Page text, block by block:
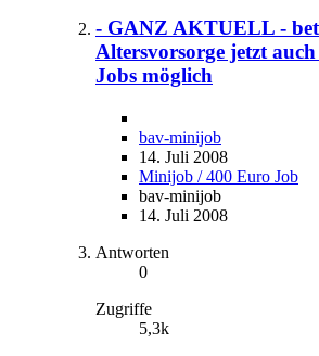
- GANZ AKTUELL -
Altersvorsorge jetzt
Jobs möglich
bav-minijob
14. Juli 2008
Minijob / 400 Euro Job
bav-minijob
14. Juli 2008
Antworten
0
Zugriffe
5,3k